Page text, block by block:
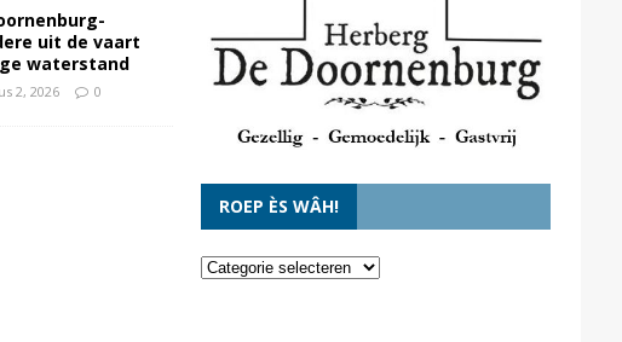
uit de vaart
waterstand
2, 2026 0
ROEP ÈS WÂH!